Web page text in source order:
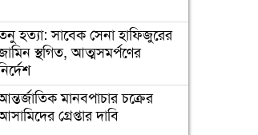
হত্যা: সাবেক সেনা হাফিজুরের
স্থগিত, আত্মসমর্পণের
মানবপাচার চক্রের
গ্রেপ্তার দাবি